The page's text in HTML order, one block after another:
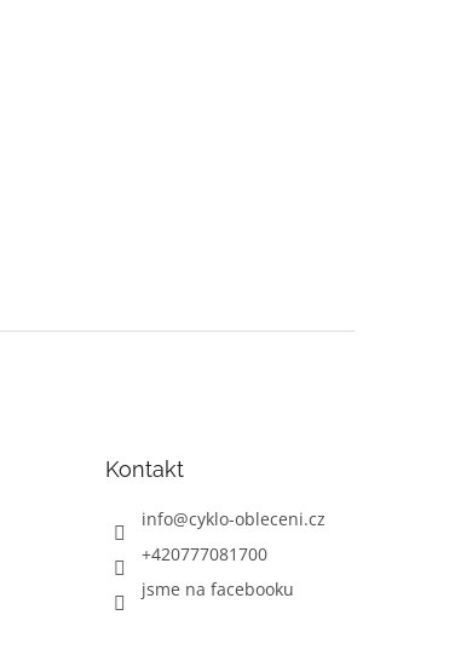
Kontakt
info@cyklo-obleceni.cz
+420777081700
jsme na facebooku